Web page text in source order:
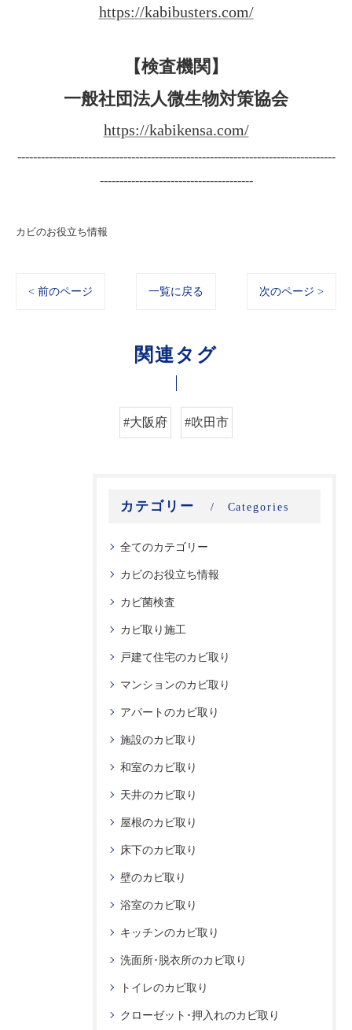
https://kabibusters.com/
【検査機関】
一般社団法人微生物対策協会
https://kabikensa.com/
---------------------------------------------------------------------------------
---------------------------------------
カビのお役立ち情報
< 前のページ 一覧に戻る 次のページ >
関連タグ
#大阪府 #吹田市
カテゴリー Categories
全てのカテゴリー
カビのお役立ち情報
カビ菌検査
カビ取り施工
戸建て住宅のカビ取り
マンションのカビ取り
アパートのカビ取り
施設のカビ取り
和室のカビ取り
天井のカビ取り
屋根のカビ取り
床下のカビ取り
壁のカビ取り
浴室のカビ取り
キッチンのカビ取り
洗面所･脱衣所のカビ取り
トイレのカビ取り
クローゼット･押入れのカビ取り